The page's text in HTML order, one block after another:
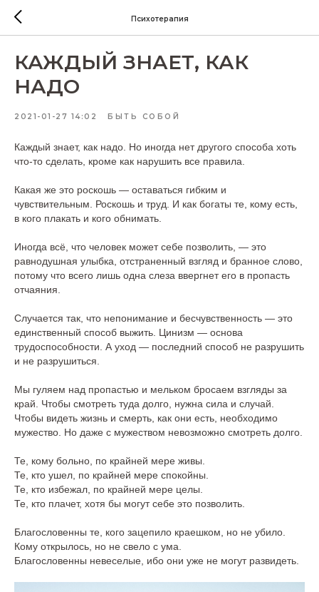
Психотерапия
КАЖДЫЙ ЗНАЕТ, КАК
НАДО
2021-01-27 14:02 БЫТЬ СОБОЙ
Каждый знает, как надо. Но иногда нет другого способа хоть
что-то сделать, кроме как нарушить все правила.
Какая же это роскошь — оставаться гибким и
чувствительным. Роскошь и труд. И как богаты те, кому есть,
в кого плакать и кого обнимать.
Иногда всё, что человек может себе позволить, — это
равнодушная улыбка, отстраненный взгляд и бранное слово,
потому что всего лишь одна слеза ввергнет его в пропасть
отчаяния.
Случается так, что непонимание и бесчувственность — это
единственный способ выжить. Цинизм — основа
трудоспособности. А уход — последний способ не разрушить
и не разрушиться.
Мы гуляем над пропастью и мельком бросаем взгляды за
край. Чтобы смотреть туда долго, нужна сила и случай.
Чтобы видеть жизнь и смерть, как они есть, необходимо
мужество. Но даже с мужеством невозможно смотреть долго.
Те, кому больно, по крайней мере живы.
Те, кто ушел, по крайней мере спокойны.
Те, кто избежал, по крайней мере целы.
Те, кто плачет, хотя бы могут себе это позволить.
Благословенны те, кого зацепило краешком, но не убило.
Кому открылось, но не свело с ума.
Благословенны невеселые, ибо они уже не могут развидеть.